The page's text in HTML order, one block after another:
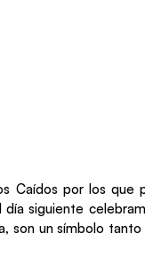
Caídos por los que
siguiente
son un símbolo